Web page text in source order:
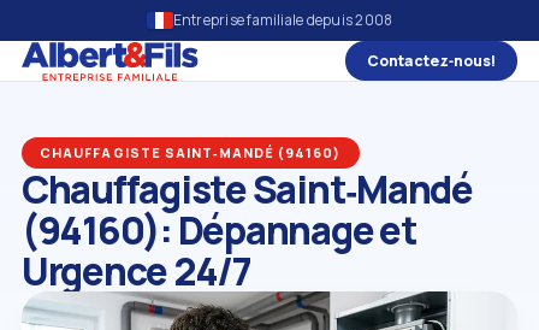
Entreprise familiale depuis 2008
Contactez‑nous!
CHAUFFAGISTE SAINT‑MANDÉ (94160)
Chauffagiste Saint‑Mandé
(94160): Dépannage et
Urgence 24/7